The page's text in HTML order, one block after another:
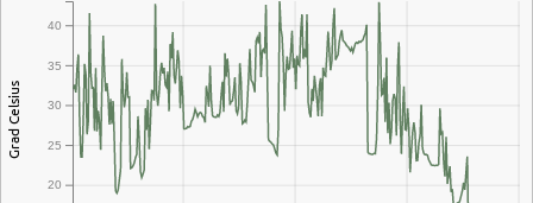
20
25
30
35
40
Grad Celsius